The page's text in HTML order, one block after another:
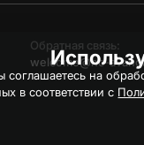
Обратная связь:
welcome@hc-
на
в соответствии с